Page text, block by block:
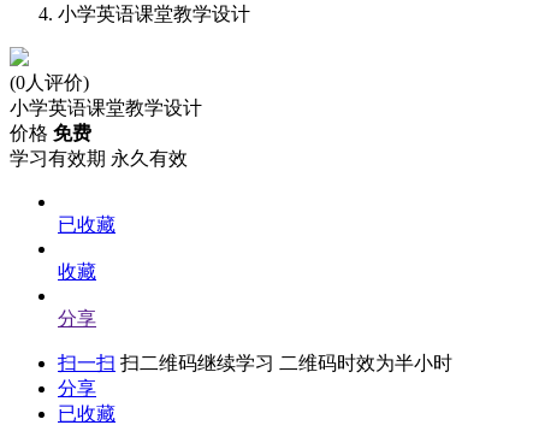
小学英语课堂教学设计
(0人评价)
小学英语课堂教学设计
价格 免费
学习有效期 永久有效
已收藏
收藏
分享
扫一扫 扫二维码继续学习 二维码时效为半小时
分享
已收藏